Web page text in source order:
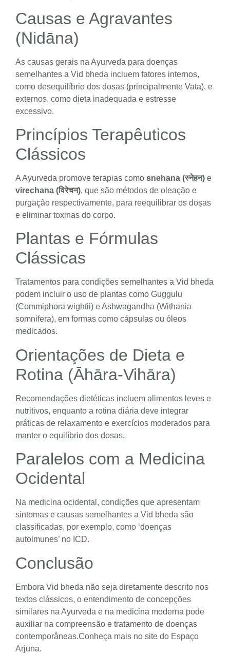
Causas e Agravantes
(Nidāna)
As causas gerais na Ayurveda para doenças
semelhantes a Vid bheda incluem fatores internos,
como desequilíbrio dos doṣas (principalmente Vata), e
externos, como dieta inadequada e estresse
excessivo.
Princípios Terapêuticos
Clássicos
A Ayurveda promove terapias como snehana (स्नेहन) e
virechana (विरेचन), que são métodos de oleação e
purgação respectivamente, para reequilibrar os doṣas
e eliminar toxinas do corpo.
Plantas e Fórmulas
Clássicas
Tratamentos para condições semelhantes a Vid bheda
podem incluir o uso de plantas como Guggulu
(Commiphora wightii) e Ashwagandha (Withania
somnifera), em formas como cápsulas ou óleos
medicados.
Orientações de Dieta e
Rotina (Āhāra-Vihāra)
Recomendações dietéticas incluem alimentos leves e
nutritivos, enquanto a rotina diária deve integrar
práticas de relaxamento e exercícios moderados para
manter o equilíbrio dos doṣas.
Paralelos com a Medicina
Ocidental
Na medicina ocidental, condições que apresentam
sintomas e causas semelhantes a Vid bheda são
classificadas, por exemplo, como ‘doenças
autoimunes’ no ICD.
Conclusão
Embora Vid bheda não seja diretamente descrito nos
textos clássicos, o entendimento de concepções
similares na Ayurveda e na medicina moderna pode
auxiliar na compreensão e tratamento de doenças
contemporâneas.Conheça mais no site do Espaço
Arjuna.